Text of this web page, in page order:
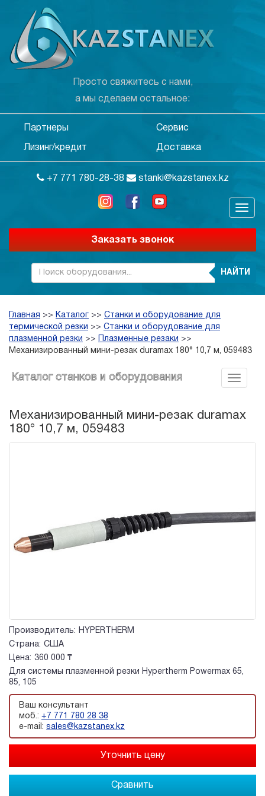
Просто свяжитесь с нами,
а мы сделаем остальное:
Партнеры Сервис
Лизинг/кредит Доставка
+7 771 780-28-38 stanki@kazstanex.kz
Заказать звонок
НАЙТИ
Главная >> Каталог >> Станки и оборудование для
термической резки >> Станки и оборудование для
плазменной резки >> Плазменные резаки >>
Механизированный мини-резак duramax 180° 10,7 м, 059483
Каталог станков и оборудования
Механизированный мини-резак duramax
180° 10,7 м, 059483
Производитель:
HYPERTHERM
Страна: США
Цена: 360 000 ₸
Для системы плазменной резки Hypertherm Powermax 65,
85, 105
Ваш консультант
моб.: +7 771 780 28 38
e-mail: sales@kazstanex.kz
Сравнить